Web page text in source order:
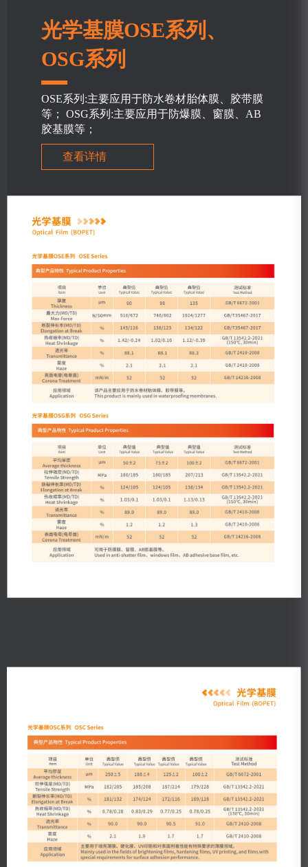
光学基膜OSE系列、
OSG系列
OSE系列:主要应用于防水卷材胎体膜、胶带膜
等； OSG系列:主要应用于防爆膜、窗膜、AB
胶基膜等；
查看详情